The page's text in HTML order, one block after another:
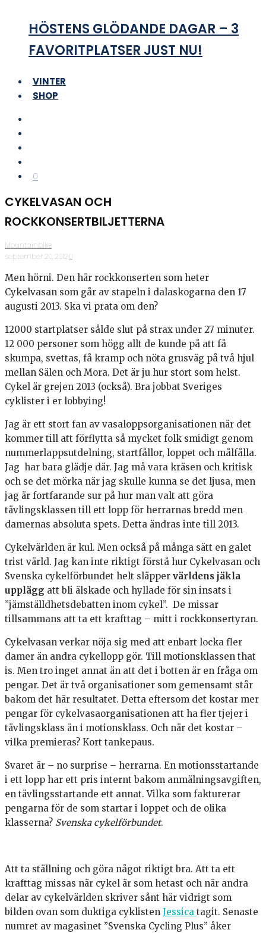
HÖSTENS GLÖDANDE DAGAR – 3
FAVORITPLATSER JUST NU!
VINTER
SHOP
0
CYKELVASAN OCH
ROCKKONSERTBILJETTERNA
Mountainbike
·september 20, 2012·0
Men hörni. Den här rockkonserten som heter
Cykelvasan som går av stapeln i dalaskogarna den 17
augusti 2013. Ska vi prata om den?
12000 startplatser sålde slut på strax under 27 minuter.
12 000 personer som högg allt de kunde på att få
skumpa, svettas, få kramp och nöta grusväg på två hjul
mellan Sälen och Mora. Det är ju hur stort som helst.
Cykel är grejen 2013 (också). Bra jobbat Sveriges
cyklister i er lobbying!
Jag är ett stort fan av vasaloppsorganisationen när det
kommer till att förflytta så mycket folk smidigt genom
nummerlappsutdelning, startfållor, loppet och målfålla.
Jag har bara glädje där. Jag må vara kräsen och kritisk
och se det mörka när jag skulle kunna se det ljusa, men
jag är fortfarande sur på hur man valt att göra
tävlingsklassen till ett lopp för herrarnas bredd men
damernas absoluta spets. Detta ändras inte till 2013.
Cykelvärlden är kul. Men också på många sätt en galet
trist värld. Jag kan inte riktigt förstå hur Cykelvasan och
Svenska cykelförbundet helt släpper världens jäkla
upplägg att bli älskade och hyllade för sin insats i
”jämställdhetsdebatten inom cykel”. De missar
tillsammans att ta ett krafttag – mitt i rockkonsertyran.
Cykelvasan verkar nöja sig med att enbart locka fler
damer än andra cykellopp gör. Till motionsklassen that
is. Men tro inget annat än att det i botten är en fråga om
pengar. Det är två organisationer som gemensamt står
bakom det här resultatet. Detta eftersom det kostar mer
pengar för cykelvasaorganisationen att ha fler tjejer i
tävlingsklass än i motionsklass. Och när det kostar –
vilka premieras? Kort tankepaus.
Svaret är – no surprise – herrarna. En motionsstartande
i ett lopp har ett pris internt bakom anmälningsavgiften,
en tävlingsstartande ett annat. Vilka som fakturerar
pengarna för de som startar i loppet och de olika
klasserna? Svenska cykelförbundet.
Att ta ställning och göra något riktigt bra. Att ta ett
krafttag missas när cykel är som hetast och när andra
delar av cykelvärlden skriver sånt här vidrigt som
bilden ovan som duktiga cyklisten Jessica tagit. Senaste
numret av magasinet ”Svenska Cycling Plus” åker